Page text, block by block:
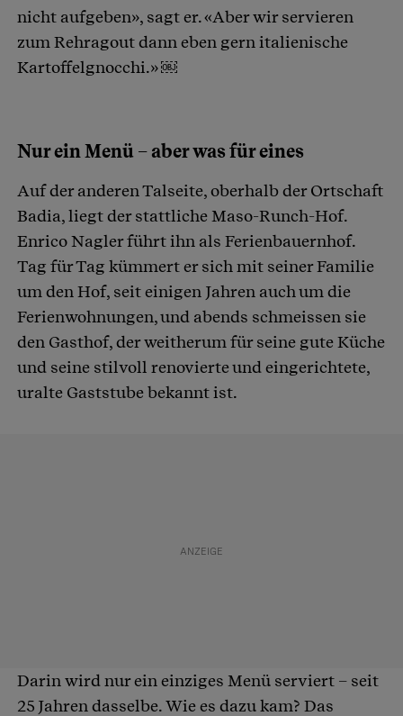
nicht aufgeben», sagt er. «Aber wir servieren
zum Rehragout dann eben gern italienische
Kartoffelgnocchi.» ￼
Nur ein Menü – aber was für eines
Auf der anderen Talseite, oberhalb der Ortschaft
Badia, liegt der stattliche Maso-Runch-Hof.
Enrico Nagler führt ihn als Ferienbauernhof.
Tag für Tag kümmert er sich mit seiner Familie
um den Hof, seit einigen Jahren auch um die
Ferienwohnungen, und abends schmeissen sie
den Gasthof, der weitherum für seine gute Küche
und seine stilvoll renovierte und eingerichtete,
uralte Gaststube bekannt ist.
Darin wird nur ein einziges Menü serviert – seit
25 Jahren dasselbe. Wie es dazu kam? Das